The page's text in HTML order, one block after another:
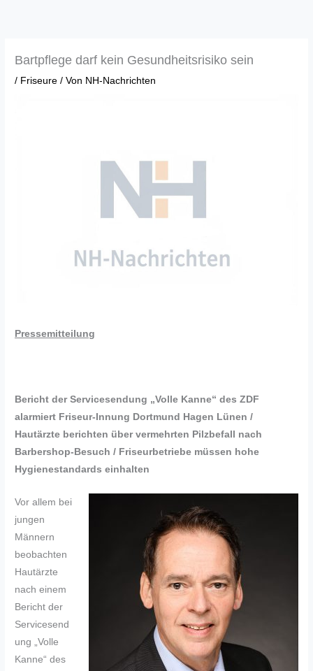
Bartpflege darf kein Gesundheitsrisiko sein
/ Friseure / Von NH-Nachrichten
Pressemitteilung
Bericht der Servicesendung „Volle Kanne“ des ZDF
alarmiert Friseur-Innung Dortmund Hagen Lünen /
Hautärzte berichten über vermehrten Pilzbefall nach
Barbershop-Besuch / Friseurbetriebe müssen hohe
Hygienestandards einhalten
Vor allem bei
jungen
Männern
beobachten
Hautärzte
nach einem
Bericht der
Servicesend
ung „Volle
Kanne“ des